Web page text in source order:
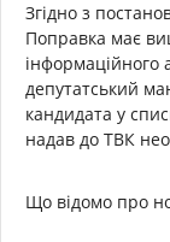
Згідно з
Поправка має
інформаційного
депутатський
кандидата у
надав до ТВК
Що відомо про